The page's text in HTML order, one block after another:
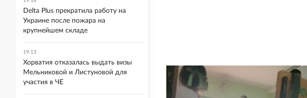
Delta Plus прекратила работу на
Украине после пожара на
крупнейшем складе
19:13
Хорватия отказалась выдать визы
Мельниковой и Листуновой для
участия в ЧЕ